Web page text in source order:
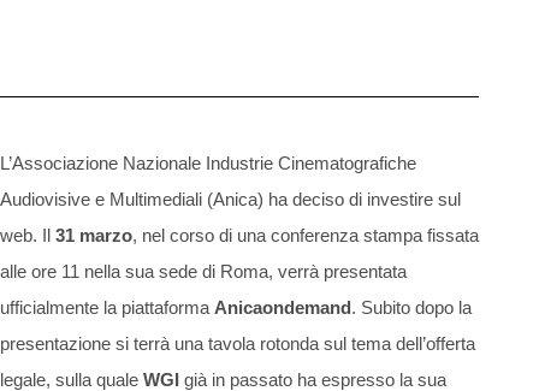
L’Associazione Nazionale Industrie Cinematografiche
Audiovisive e Multimediali (Anica) ha deciso di investire sul
web. Il 31 marzo, nel corso di una conferenza stampa fissata
alle ore 11 nella sua sede di Roma, verrà presentata
ufficialmente la piattaforma Anicaondemand. Subito dopo la
presentazione si terrà una tavola rotonda sul tema dell’offerta
legale, sulla quale WGI già in passato ha espresso la sua